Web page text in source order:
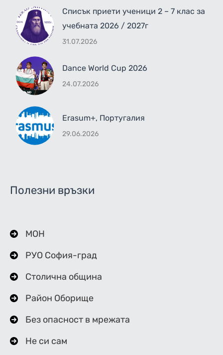
Списък приети ученици 2 – 7 клас за
учебната 2026 / 2027г
31.07.2026
Dance World Cup 2026
24.07.2026
Erasum+, Португалия
29.06.2026
Полезни връзки
МОН
РУО София-град
Столична община
Район Оборище
Без опасност в мрежата
Не си сам